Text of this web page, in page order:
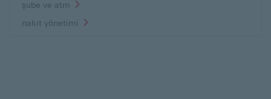
şube ve atm
nakit yönetimi